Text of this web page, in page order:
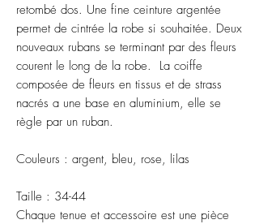
retombé dos. Une fine ceinture argentée
permet de cintrée la robe si souhaitée. Deux
nouveaux rubans se terminant par des fleurs
courent le long de la robe. La coiffe
composée de fleurs en tissus et de strass
nacrés a une base en aluminium, elle se
règle par un ruban.
Couleurs : argent, bleu, rose, lilas
Taille : 34-44
Chaque tenue et accessoire est une pièce